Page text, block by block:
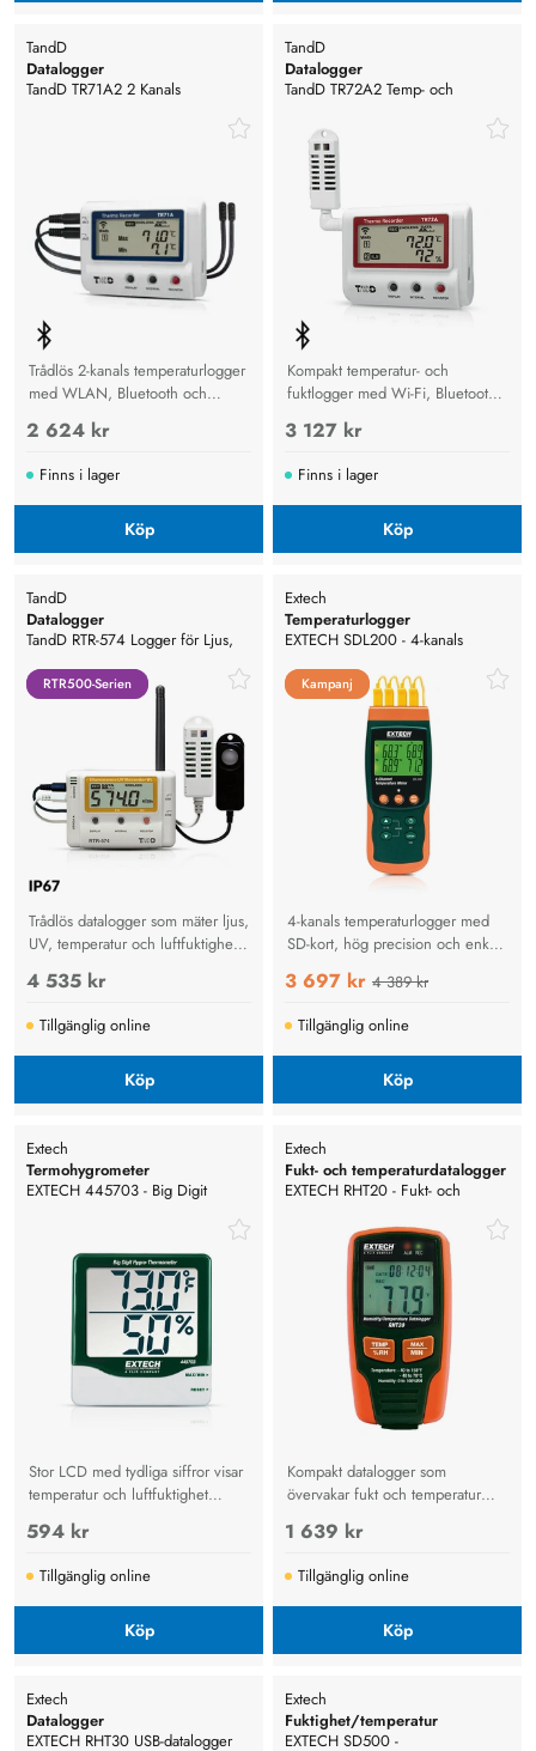
TandD
Datalogger
TandD TR71A2 2 Kanals
Trådlös 2-kanals temperaturlogger
med WLAN, Bluetooth och
molnlagring för exakt övervakning
i transport, lager och industri.
2 624 kr
Finns i lager
Köp
TandD
Datalogger
TandD TR72A2 Temp- och
Bluetooth
Kompakt temperatur- och
fuktlogger med Wi-Fi, Bluetooth
och USB för säker
klimatövervakning och
molnlagring.
3 127 kr
Finns i lager
Köp
RTR500-Serien
RTR500-Serien
TandD
Datalogger
TandD RTR-574 Logger för Ljus,
Trådlös datalogger som mäter ljus,
UV, temperatur och luftfuktighet
med molnlagring för museer,
arkiv och industri.
4 535 kr
Tillgänglig online
Köp
Kampanj
Kampanj
Extech
Temperaturlogger
EXTECH SDL200 - 4-kanals
4-kanals temperaturlogger med
SD-kort, hög precision och enkel
PC-analys för industri, transport
och laboratorier.
3 697 kr 4 389 kr
Tillgänglig online
Köp
Extech
Termohygrometer
EXTECH 445703 - Big Digit
Stor LCD med tydliga siffror visar
temperatur och luftfuktighet
samtidigt, min/max-minne och
flexibel montering för industri,
kontor och växthus.
594 kr
Tillgänglig online
Köp
Extech
Fukt- och temperaturdatalogger
EXTECH RHT20 - Fukt- och
Kompakt datalogger som
övervakar fukt och temperatur
med LCD-display, USB-anslutning,
larmgränser och minne för
16 000 mätpunkter per
parameter.
1 639 kr
Tillgänglig online
Köp
Extech
Datalogger
EXTECH RHT30 USB-datalogger
Extech
Fuktighet/temperatur
datalogger
EXTECH SD500 -